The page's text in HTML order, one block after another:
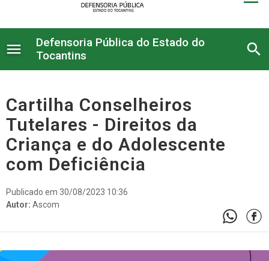
menu
Defensoria Pública do Estado do
Tocantins
search
Institucional
Serviços administrativos
Legislação e Atos
Conselho Superior
Cartilha Conselheiros
Tutelares - Direitos da
Criança e do Adolescente
com Deficiência
Publicado em 30/08/2023 10:36
Autor: Ascom